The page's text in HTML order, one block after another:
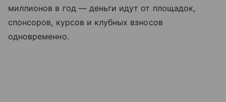
миллионов в год — деньги идут от площадок,
спонсоров, курсов и клубных взносов
одновременно.